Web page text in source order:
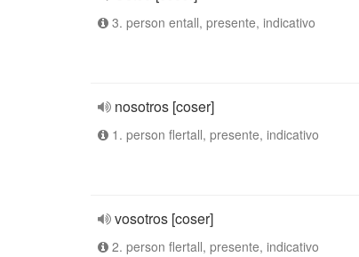
3. person entall, presente, indicativo
nosotros [coser]
1. person flertall, presente, indicativo
vosotros [coser]
2. person flertall, presente, indicativo